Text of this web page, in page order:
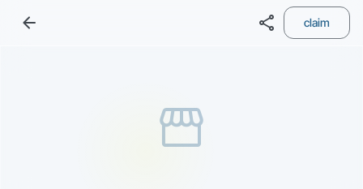
arrow_back share claim
storefront